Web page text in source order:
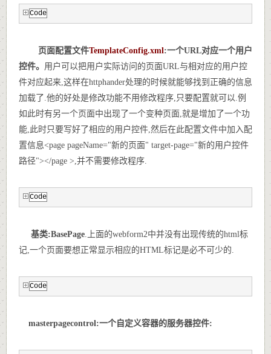
Code
页面配置文件TemplateConfig.xml :一个URL对应一个用户
控件。 用户可以把用户实际访问的页面URL与相对应的用户控
件对应起来,这样在httphander处理的时候就能够找到正确的信息
加载了.他的好处是修改功能不用修改程序,只要配置就可以.例
如此时有另一个页面中出现了一个变种页面,就是增加了一个功
能,此时只要写好了相应的用户控件,然后在此配置文件中加入配
置信息<page pageName="新的页面" target-page="新的用户控件
路径"></page >,并不需要修改程序.
Code
基类:BasePage .上面的webform2中并没有出现传统的html标
记,一个页面要想正常显示相应的HTML标记是必不可少的.
Code
masterpagecontrol:一个自定义容器的服务器控件: